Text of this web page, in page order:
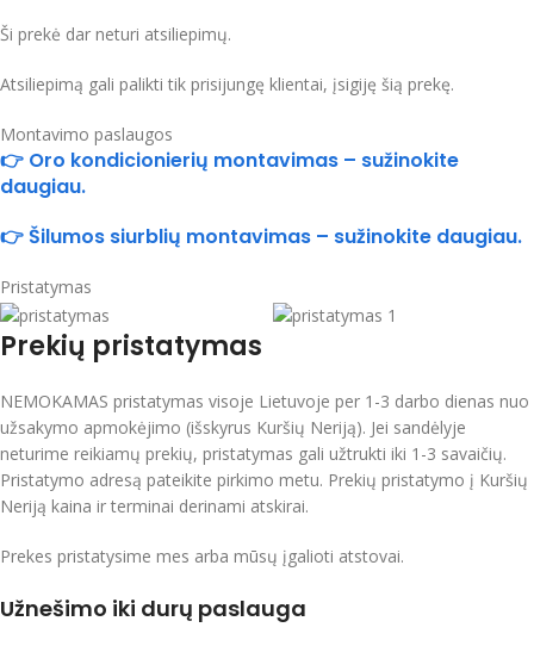
Ši prekė dar neturi atsiliepimų.
Atsiliepimą gali palikti tik prisijungę klientai, įsigiję šią prekę.
Montavimo paslaugos
👉 Oro kondicionierių montavimas – sužinokite
daugiau.
👉 Šilumos siurblių montavimas – sužinokite daugiau.
Pristatymas
Prekių pristatymas
NEMOKAMAS pristatymas visoje Lietuvoje per 1-3 darbo dienas nuo
užsakymo apmokėjimo (išskyrus Kuršių Neriją). Jei sandėlyje
neturime reikiamų prekių, pristatymas gali užtrukti iki 1-3 savaičių.
Pristatymo adresą pateikite pirkimo metu. Prekių pristatymo į Kuršių
Neriją kaina ir terminai derinami atskirai.
Prekes pristatysime mes arba mūsų įgalioti atstovai.
Užnešimo iki durų paslauga